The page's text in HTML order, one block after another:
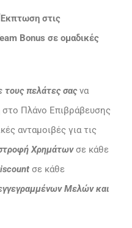
στις
Bonus σε ομαδικές
τους πελάτες σαςνα
στο Πλάνο Επιβράβευσης
ανταμοιβές για τις
Χρημάτων σε κάθε
σε κάθε
Μελών και